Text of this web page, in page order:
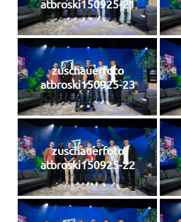
atbroski150925-21
zuschauerfoto
atbroski150925-23
zuschauerfoto
atbroski150925-22